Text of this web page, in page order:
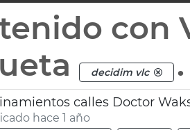
con
decidim vlc .
calles Doctor
hace 1 año